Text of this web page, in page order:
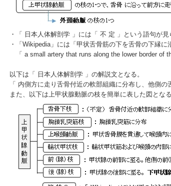
・「 日本人体解剖学 」には「 不 定 」という語句が見
・「Wikipedia」には「甲状舌骨筋の下を舌骨の下縁に
「 a small artery that runs along the lower border of
以下は「 日本人体解剖学 」の解説文となる。
「 内側方に走り舌骨付近の軟部組織に分布し、他側の
また、以下は上甲状腺動脈の枝を簡単に表した図となる